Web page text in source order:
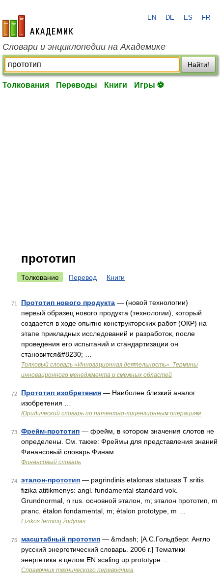
academic.ru
EN DE ES FR
Словари и энциклопедии на Академике
Найти!
Толкования Переводы Книги Игры ⚽
прототип
Толкование Перевод Книги
71 Прототип нового продукта — (новой технологии)
первый образец нового продукта (технологии), который
создается в ходе опытно конструкторских работ (ОКР) на
этапе прикладных исследований и разработок, после
проведения его испытаний и стандартизации он
становится&#8230; …
Толковый словарь «Инновационная деятельность». Термины
инновационного менеджмента и смежных областей
72 Прототип изобретения — Наиболее близкий аналог
изобретения …
Юридический словарь по патентно-лицензионным операциям
73 Фрейм-прототип — фрейм, в котором значения слотов не
определены. См. также: Фреймы для представления знаний
Финансовый словарь Финам …
Финансовый словарь
74 эталон-прототип — pagrindinis etalonas statusas T sritis
fizika atitikmenys: angl. fundamental standard vok.
Grundnormal, n rus. основной эталон, m; эталон прототип, m
pranc. étalon fondamental, m; étalon prototype, m …
Fizikos terminų žodynas
75 масштабный прототип — &mdash; [А.С.Гольдберг. Англо
русский энергетический словарь. 2006 г.] Тематики
энергетика в целом EN scaling up prototype …
Справочник технического переводчика